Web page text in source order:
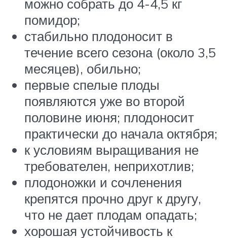
можно собрать до 4-4,5 кг
помидор;
стабильно плодоносит в
течение всего сезона (около 3,5
месяцев), обильно;
первые спелые плоды
появляются уже во второй
половине июня; плодоносит
практически до начала октября;
к условиям выращивания не
требователен, неприхотлив;
плодоножки и сочленения
крепятся прочно друг к другу,
что не дает плодам опадать;
хорошая устойчивость к